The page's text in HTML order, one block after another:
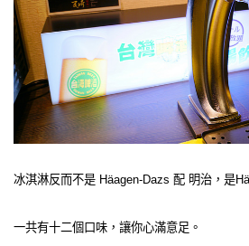
冰淇淋反而不是 Häagen-Dazs 配 明治，是
一共有十二個口味，讓你心滿意足。